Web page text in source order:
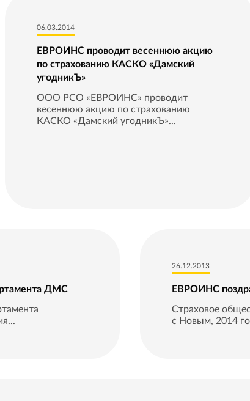
06.03.2014
ЕВРОИНС проводит весеннюю акцию
по страхованию КАСКО «Дамский
угодникЪ»
ООО РСО «ЕВРОИНС» проводит
весеннюю акцию по страхованию
КАСКО «Дамский угодникЪ»...
ДМС
26.12.2013
ЕВРОИНС
Страховое
с Новым, 2014